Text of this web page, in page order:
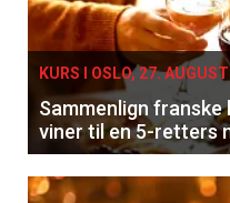
KURS I OSLO, 27. AUGUST
Sammenlign franske
viner til en 5-retters